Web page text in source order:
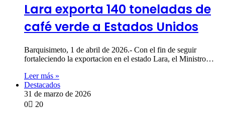
Lara exporta 140 toneladas de
café verde a Estados Unidos
Barquisimeto, 1 de abril de 2026.- Con el fin de seguir
fortaleciendo la exportacion en el estado Lara, el Ministro…
Leer más »
Destacados
31 de marzo de 2026
0
20